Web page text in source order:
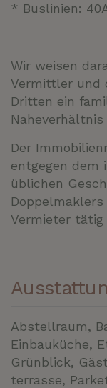
* Buslinien:
Wir weisen
Vermittler und
Dritten ein
Der
entgegen dem
üblichen
Vermieter tätig
Abstellraum
Einbauküche
Grünblick
terrasse